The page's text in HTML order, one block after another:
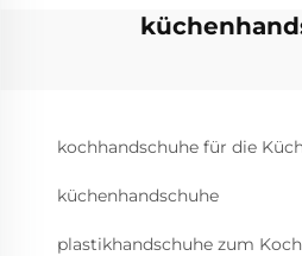
kochhandschuhe für die
küchenhandschuhe
plastikhandschuhe zum